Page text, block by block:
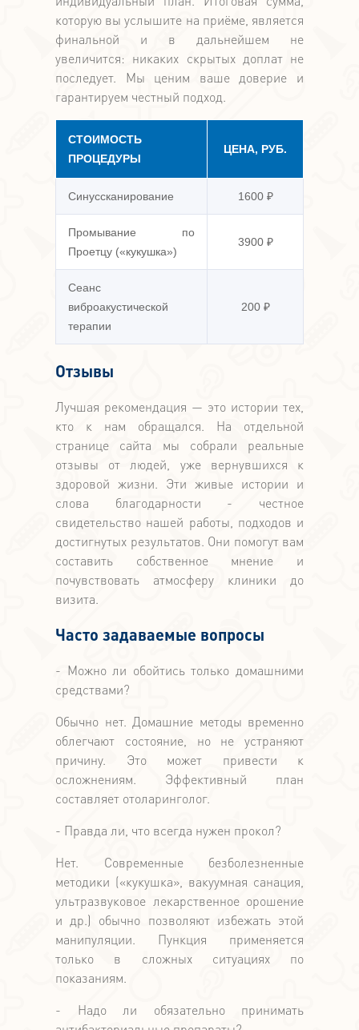
которую вы услышите на приёме, является
финальной и в дальнейшем не
увеличится: никаких скрытых доплат не
последует. Мы ценим ваше доверие и
гарантируем честный подход.
СТОИМОСТЬ
ПРОЦЕДУРЫ
ЦЕНА, РУБ.
Синуссканирование 1600 ₽
Промывание по
Проетцу («кукушка»)
3900 ₽
Сеанс
виброакустической
терапии
200 ₽
Отзывы
Лучшая рекомендация — это истории тех,
кто к нам обращался. На отдельной
странице сайта мы собрали реальные
отзывы от людей, уже вернувшихся к
здоровой жизни. Эти живые истории и
слова благодарности - честное
свидетельство нашей работы, подходов и
достигнутых результатов. Они помогут вам
составить собственное мнение и
почувствовать атмосферу клиники до
визита.
Часто задаваемые вопросы
- Можно ли обойтись только домашними
средствами?
Обычно нет. Домашние методы временно
облегчают состояние, но не устраняют
причину. Это может привести к
осложнениям. Эффективный план
составляет отоларинголог.
- Правда ли, что всегда нужен прокол?
Нет. Современные безболезненные
методики («кукушка», вакуумная санация,
ультразвуковое лекарственное орошение
и др.) обычно позволяют избежать этой
манипуляции. Пункция применяется
только в сложных ситуациях по
показаниям.
- Надо ли обязательно принимать